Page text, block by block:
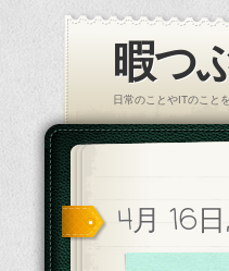
暇つ
日常のことやITのこと
4月 16